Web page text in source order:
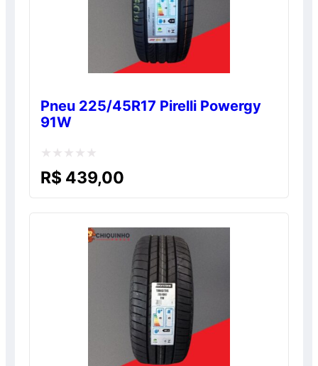
Pneu 225/45R17 Pirelli Powergy
91W
Avaliação
R$ 439,00